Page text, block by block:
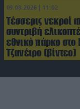
09.08.2026 | 11:02
Τέσσερις νεκροί
συντριβή
εθνικό πάρκο στο
Τζανέιρο (βίντεο)